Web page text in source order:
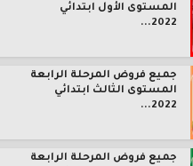
المستوى الأول ابتدائي
2022...
جميع فروض المرحلة الرابعة
المستوى الثالث ابتدائي
2022...
جميع فروض المرحلة الرابعة